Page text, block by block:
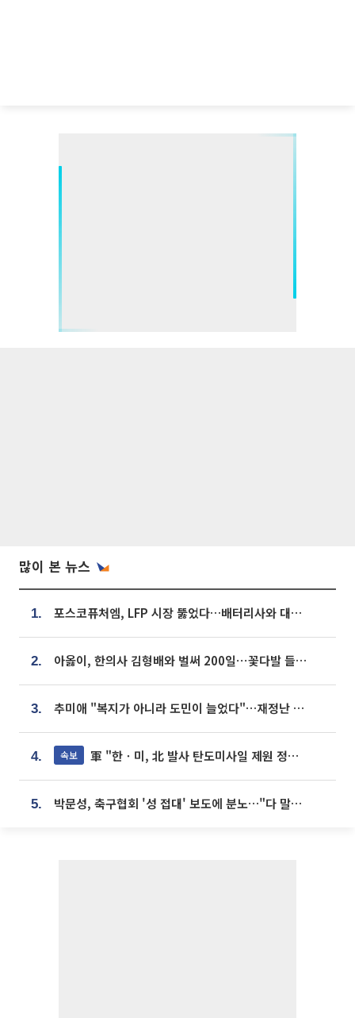
많이 본 뉴스
1. 포스코퓨처엠, LFP 시장 뚫었다…배터리사와 대규모 장기 공급 합의
2. 아옳이, 한의사 김형배와 벌써 200일⋯꽃다발 들고 "프러포즈 아냐"
3. 추미애 "복지가 아니라 도민이 늘었다"…재정난 책임론 정면돌파
4. 속보 軍 "한ㆍ미, 北 발사 탄도미사일 제원 정밀분석 중"
5. 박문성, 축구협회 '성 접대' 보도에 분노…"다 말아먹으려고 작정했나"